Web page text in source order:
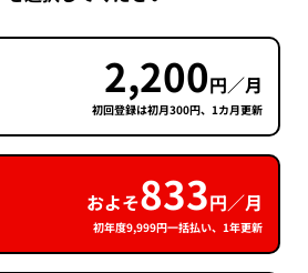
2,200円／月
初回登録は初月300円、1カ月更新
およそ833円／月
初年度9,999円一括払い、1年更新